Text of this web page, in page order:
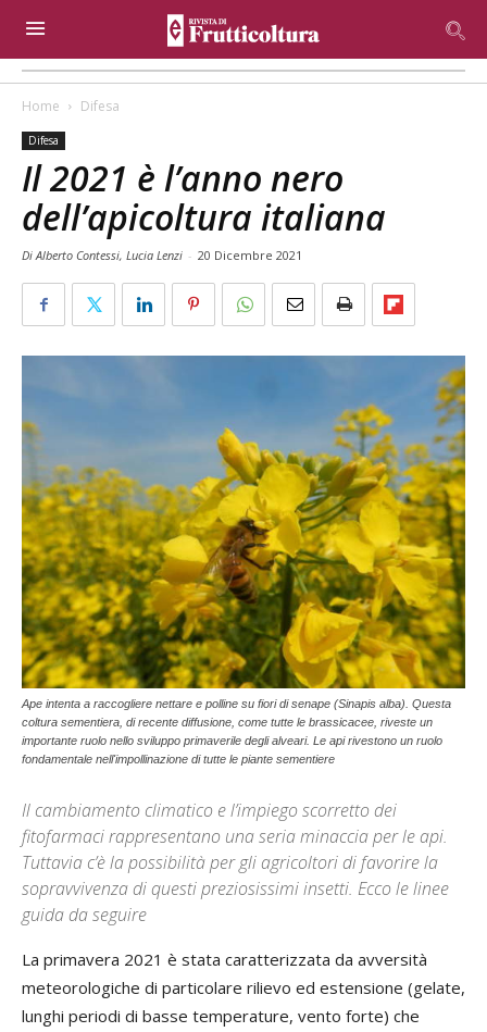
Home Difesa
Difesa
Il 2021 è l’anno nero
dell’apicoltura italiana
Di Alberto Contessi, Lucia Lenzi - 20 Dicembre 2021
Ape intenta a raccogliere nettare e polline su fiori di senape (Sinapis alba). Questa
coltura sementiera, di recente diffusione, come tutte le brassicacee, riveste un
importante ruolo nello sviluppo primaverile degli alveari. Le api rivestono un ruolo
fondamentale nell'impollinazione di tutte le piante sementiere
Il cambiamento climatico e l’impiego scorretto dei
fitofarmaci rappresentano una seria minaccia per le api.
Tuttavia c’è la possibilità per gli agricoltori di favorire la
sopravvivenza di questi preziosissimi insetti. Ecco le linee
guida da seguire
La primavera 2021 è stata caratterizzata da avversità
meteorologiche di particolare rilievo ed estensione (gelate,
lunghi periodi di basse temperature, vento forte) che